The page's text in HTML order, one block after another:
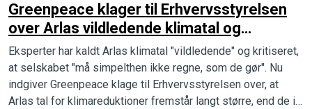
Greenpeace klager til Erhvervsstyrelsen
over Arlas vildledende klimatal og
greenwashing
Eksperter har kaldt Arlas klimatal "vildledende" og kritiseret,
at selskabet "må simpelthen ikke regne, som de gør". Nu
indgiver Greenpeace klage til Erhvervsstyrelsen over, at
Arlas tal for klimareduktioner fremstår langt større, end de i